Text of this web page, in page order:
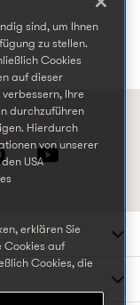
sind, um Ihnen
zu stellen.
Cookies
auf dieser
Ihre
durchzuführen
Hierdurch
von unserer
USA
erklären Sie
Cookies auf
Cookies, die
USA